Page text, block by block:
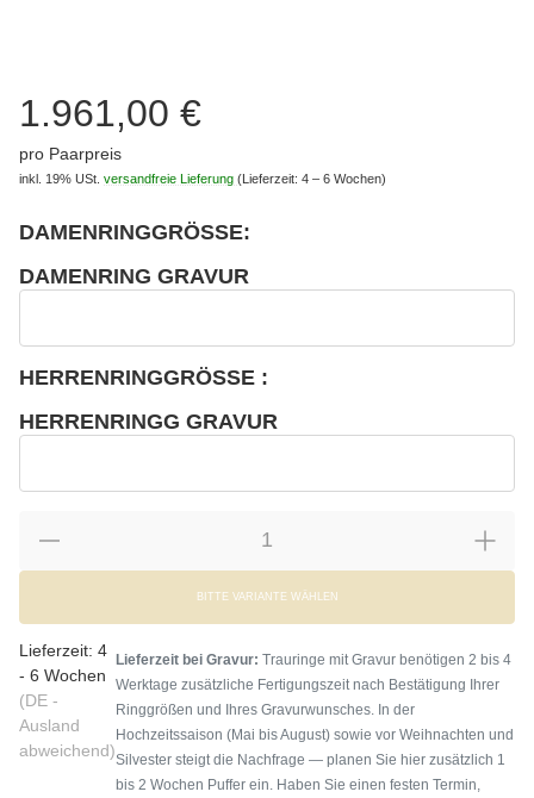
1.961,00 €
pro Paarpreis
inkl. 19% USt. versandfreie Lieferung (Lieferzeit: 4 – 6 Wochen)
DAMENRINGGRÖSSE:
DAMENRING GRAVUR
HERRENRINGGRÖSSE :
HERRENRINGG GRAVUR
BITTE VARIANTE WÄHLEN
Lieferzeit: 4
- 6 Wochen
(DE -
Ausland
abweichend)
Lieferzeit bei Gravur: Trauringe mit Gravur benötigen 2 bis 4
Werktage zusätzliche Fertigungszeit nach Bestätigung Ihrer
Ringgrößen und Ihres Gravurwunsches. In der
Hochzeitssaison (Mai bis August) sowie vor Weihnachten und
Silvester steigt die Nachfrage — planen Sie hier zusätzlich 1
bis 2 Wochen Puffer ein. Haben Sie einen festen Termin,